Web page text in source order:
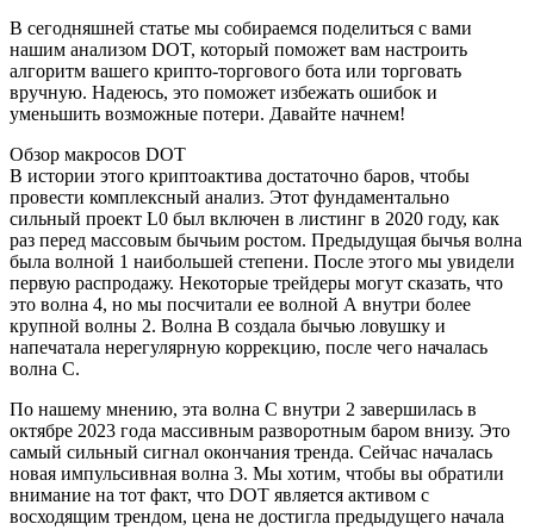
В сегодняшней статье мы собираемся поделиться с вами
нашим анализом DOT, который поможет вам настроить
алгоритм вашего крипто-торгового бота или торговать
вручную. Надеюсь, это поможет избежать ошибок и
уменьшить возможные потери. Давайте начнем!
Обзор макросов DOT
В истории этого криптоактива достаточно баров, чтобы
провести комплексный анализ. Этот фундаментально
сильный проект L0 был включен в листинг в 2020 году, как
раз перед массовым бычьим ростом. Предыдущая бычья волна
была волной 1 наибольшей степени. После этого мы увидели
первую распродажу. Некоторые трейдеры могут сказать, что
это волна 4, но мы посчитали ее волной А внутри более
крупной волны 2. Волна B создала бычью ловушку и
напечатала нерегулярную коррекцию, после чего началась
волна C.
По нашему мнению, эта волна C внутри 2 завершилась в
октябре 2023 года массивным разворотным баром внизу. Это
самый сильный сигнал окончания тренда. Сейчас началась
новая импульсивная волна 3. Мы хотим, чтобы вы обратили
внимание на тот факт, что DOT является активом с
восходящим трендом, цена не достигла предыдущего начала